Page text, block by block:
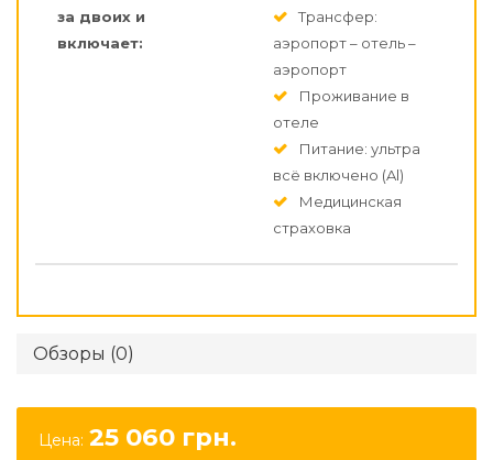
за двоих и
включает:
Трансфер:
аэропорт – отель –
аэропорт
Проживание в
отеле
Питание: ультра
всё включено (Al)
Медицинская
страховка
Обзоры (0)
Цена: 25 060 грн.